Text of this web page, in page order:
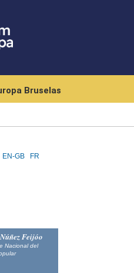
Bruselas
EN-GB FR
Feijóo
Nacional del